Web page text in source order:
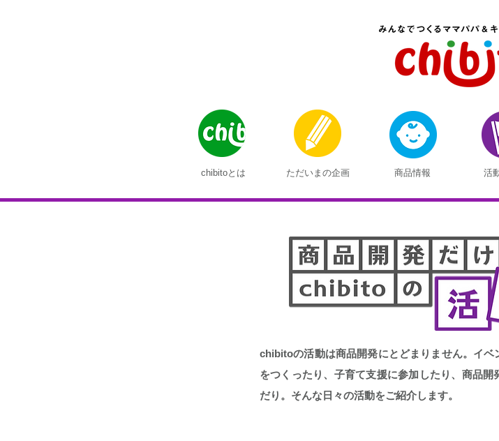
chibitoとは ただいまの企画 商品情報 活
chibitoの活動は商品開発にとどまりません。イ
をつくったり、子育て支援に参加したり、商品
だり。そんな日々の活動をご紹介します。